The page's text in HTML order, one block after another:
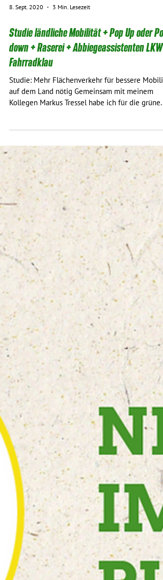
8. Sept. 2020 3 Min. Lesezeit
Studie ländliche Mobilität + Pop Up oder Pop
down + Raserei + Abbiegeassistenten LKW +
Fahrradklau
Studie: Mehr Flächenverkehr für bessere
Kollegen Markus Tressel habe ich für die grüne...